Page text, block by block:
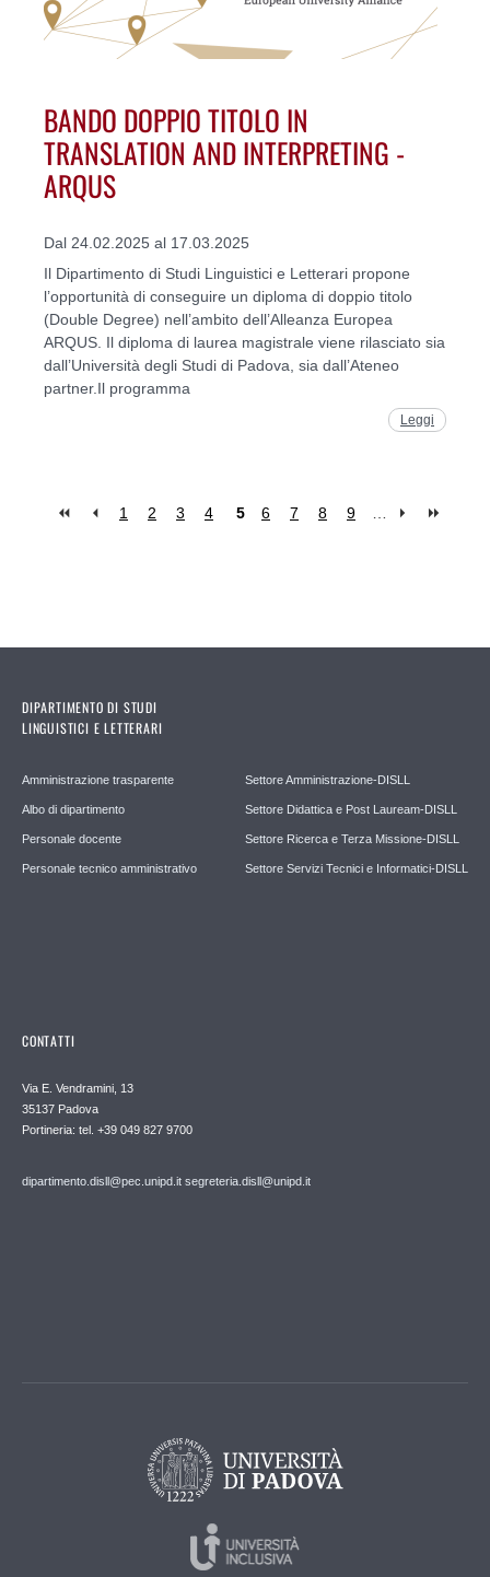
BANDO DOPPIO TITOLO IN
TRANSLATION AND INTERPRETING -
ARQUS
Dal 24.02.2025 al 17.03.2025
Il Dipartimento di Studi Linguistici e Letterari propone
l’opportunità di conseguire un diploma di doppio titolo
(Double Degree) nell’ambito dell’Alleanza Europea
ARQUS. Il diploma di laurea magistrale viene rilasciato sia
dall’Università degli Studi di Padova, sia dall’Ateneo
partner.Il programma
Leggi
1 2 3 4 5 6 7 8 9 …
DIPARTIMENTO DI STUDI
LINGUISTICI E LETTERARI
Amministrazione trasparente
Albo di dipartimento
Personale docente
Personale tecnico amministrativo
Settore Amministrazione-DISLL
Settore Didattica e Post Lauream-DISLL
Settore Ricerca e Terza Missione-DISLL
Settore Servizi Tecnici e Informatici-DISLL
CONTATTI
Via E. Vendramini, 13
35137 Padova
Portineria: tel. +39 049 827 9700
dipartimento.disll@pec.unipd.it segreteria.disll@unipd.it